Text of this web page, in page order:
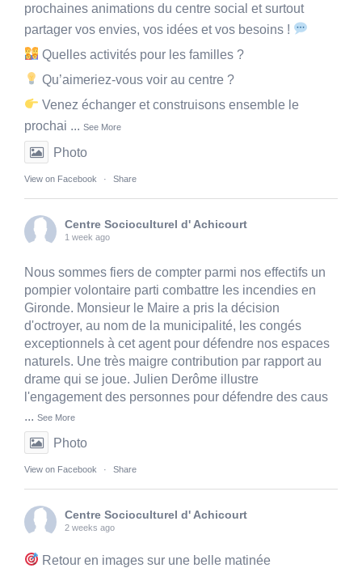
prochaines animations du centre social et surtout
partager vos envies, vos idées et vos besoins !
Quelles activités pour les familles ?
Qu’aimeriez-vous voir au centre ?
Venez échanger et construisons ensemble le
prochai ... See More
Photo
View on Facebook · Share
Centre Socioculturel d' Achicourt
1 week ago
Nous sommes fiers de compter parmi nos effectifs un
pompier volontaire parti combattre les incendies en
Gironde. Monsieur le Maire a pris la décision
d'octroyer, au nom de la municipalité, les congés
exceptionnels à cet agent pour défendre nos espaces
naturels. Une très maigre contribution par rapport au
drame qui se joue. Julien Derôme illustre
l'engagement des personnes pour défendre des caus
... See More
Photo
View on Facebook · Share
Centre Socioculturel d' Achicourt
2 weeks ago
Retour en images sur une belle matinée